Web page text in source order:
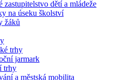
zastupitelstvo dětí a mládeže
na úseku školství
žáků
trhy
jarmark
trhy
a městská mobilita